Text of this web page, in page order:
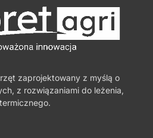
zaprojektowany z myślą o
z rozwiązaniami do leżenia,